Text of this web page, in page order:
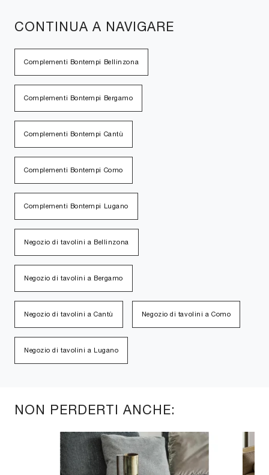
CONTINUA A NAVIGARE
Complementi Bontempi Bellinzona
Complementi Bontempi Bergamo
Complementi Bontempi Cantù
Complementi Bontempi Como
Complementi Bontempi Lugano
Negozio di tavolini a Bellinzona
Negozio di tavolini a Bergamo
Negozio di tavolini a Cantù Negozio di tavolini a Como
Negozio di tavolini a Lugano
NON PERDERTI ANCHE: